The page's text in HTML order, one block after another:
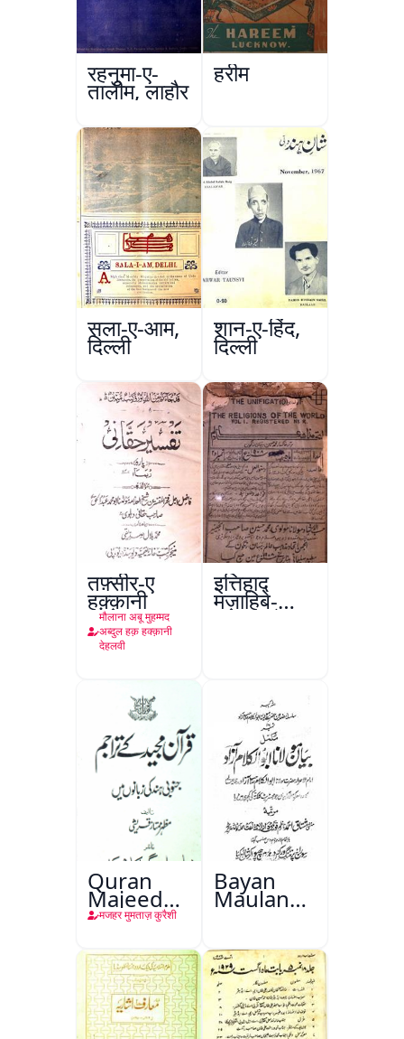
रहनुमा-ए-
तालीम, लाहौर
हरीम
सला-ए-आम,
दिल्ली
शान-ए-हिंद,
दिल्ली
तफ़्सीर-ए
हक़्क़ानी
मौलाना अबू मुहम्मद
अब्दुल हक़ हक्क़ानी
देहलवी
इत्तिहाद
मज़ाहिबे-
आलम, रंगून
Quran
Majeed
Keमजहर मुमताज़ कुरैशी
Bayan
Maulana
Abul
Azad